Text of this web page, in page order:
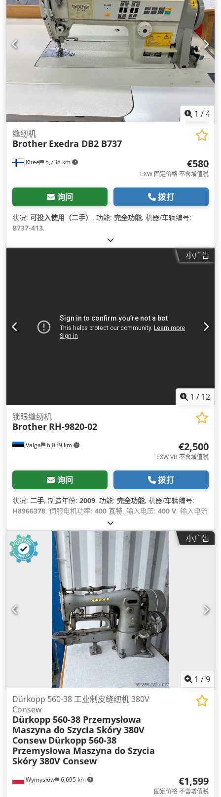
1 /4
Kitee 5,738 km
缝纫机
Brother Exedra DB2 B737
€580
EXW 固定价格 不含增值税
询问 拨打
状况: 可投入使用（二手） , 功能: 完全功能, 机器/车辆编号:
B737-413,
小广告
1 / 12
Valga 6,039 km
锁眼缝纫机
Brother RH-9820-02
€2,500
EXW VB 不含增值税
询问 拨打
状况: 二手, 制造年份: 2009, 功能: 完全功能, 机器/车辆编号:
H8966378, 伺服电机功率: 400 瓦特, 输入电压: 400 V, 输入电流
, 压缩空气连接:
小广告
1 /9
Wymysłów 6,695 km
Dürkopp 560-38 工业制皮缝纫机 380V
Consew
Dürkopp 560-38 Przemysłowa
Maszyna do Szycia Skóry 380V
Consew Dürkopp 560-38
Przemysłowa Maszyna do Szycia
Skóry 380V Consew
€1,599
固定价格 不含增值税